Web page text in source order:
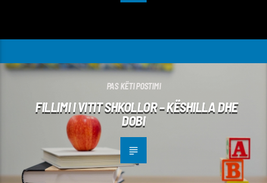
PAS KËTI POSTIMI
FILLIMI I VITIT SHKOLLOR – KËSHILLA DHE
DOBI